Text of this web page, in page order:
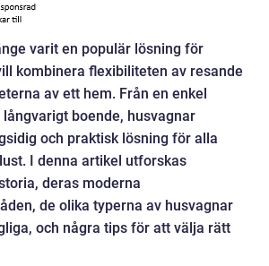
varit en populär lösning för
kombinera flexibiliteten av resande
av ett hem. Från en enkel
boende, husvagnar
och praktisk lösning för alla
I denna artikel utforskas
deras moderna
de olika typerna av husvagnar
och några tips för att välja rätt